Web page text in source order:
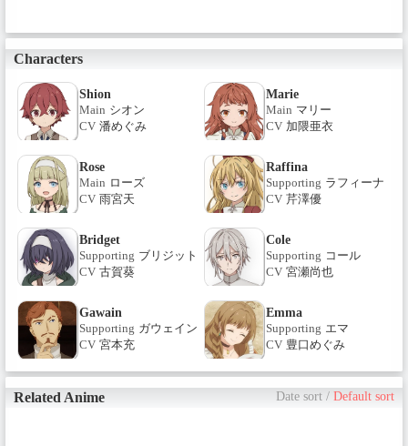
報◆ / 【原作小説】「マジック・
メイカー －異世界魔法の作り方
転 / MFブックス（KADOKAWA
刊）1～2巻好評発売中、3巻12月
25日発売予定 / 【コミック】
「マジック・メイカー －異世界
/ 原作:鏑木カヅキ キャラクター
原案:転 / BLADEコミックス（マ
ッグガーデン刊）1～3巻好評発
売中
Characters
Shion
Main シオン
CV 潘めぐみ
Marie
Main マリー
CV 加隈亜衣
Rose
Main ローズ
CV 雨宮天
Raffina
Supporting ラフィーナ
CV 芹澤優
Bridget
Supporting ブリジット
CV 古賀葵
Cole
Supporting コール
CV 宮瀬尚也
Gawain
Supporting ガウェイン
CV 宮本充
Emma
Supporting エマ
CV 豊口めぐみ
Related Anime Date sort /Default sort